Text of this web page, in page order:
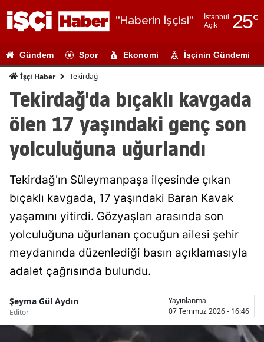
"Haberin İşçisi"
İstanbul
Açık
25°
Adıyaman
Ağrı
Amasya
Antalya
Artvin
Aydın
Balıkesir
Bitlis
Gündem Spor Ekonomi İşçinin Gündemi
İşçi Haber Tekirdağ
Tekirdağ'da bıçaklı kavgada
ölen 17 yaşındaki genç son
yolculuğuna uğurlandı
Tekirdağ'ın Süleymanpaşa ilçesinde çıkan
bıçaklı kavgada, 17 yaşındaki Baran Kavak
yaşamını yitirdi. Gözyaşları arasında son
yolculuğuna uğurlanan çocuğun ailesi şehir
meydanında düzenlediği basın açıklamasıyla
adalet çağrısında bulundu.
Şeyma Gül Aydın
Editör
Yayınlanma
07 Temmuz 2026 - 16:46